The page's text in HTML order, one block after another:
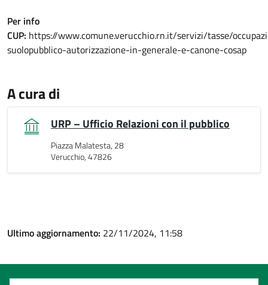
Per info
CUP: https://www.comune.verucchio.rn.it/servizi/tasse/
suolopubblico-autorizzazione-in-generale-e-canone-cosap
A cura di
URP – Ufficio Relazioni con il pubblico
Piazza Malatesta, 28
Verucchio, 47826
Ultimo aggiornamento: 22/11/2024, 11:58